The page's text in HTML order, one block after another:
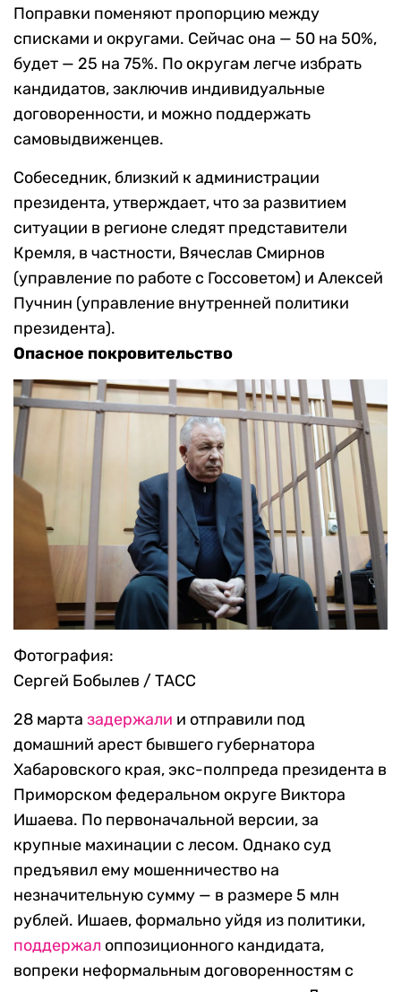
Поправки поменяют пропорцию между
списками и округами. Сейчас она — 50 на 50%,
будет — 25 на 75%. По округам легче избрать
кандидатов, заключив индивидуальные
договоренности, и можно поддержать
самовыдвиженцев.
Собеседник, близкий к администрации
президента, утверждает, что за развитием
ситуации в регионе следят представители
Кремля, в частности, Вячеслав Смирнов
(управление по работе с Госсоветом) и Алексей
Пучнин (управление внутренней политики
президента).
Опасное покровительство
Фотография:
Сергей Бобылев / ТАСС
28 марта задержали и отправили под
домашний арест бывшего губернатора
Хабаровского края, экс-полпреда президента в
Приморском федеральном округе Виктора
Ишаева. По первоначальной версии, за
крупные махинации с лесом. Однако суд
предъявил ему мошенничество на
незначительную сумму — в размере 5 млн
рублей. Ишаев, формально уйдя из политики,
поддержал оппозиционного кандидата,
вопреки неформальным договоренностям с